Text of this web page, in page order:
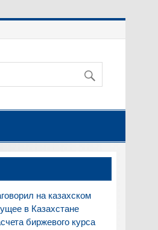
на казахском
в Казахстане
биржевого курса